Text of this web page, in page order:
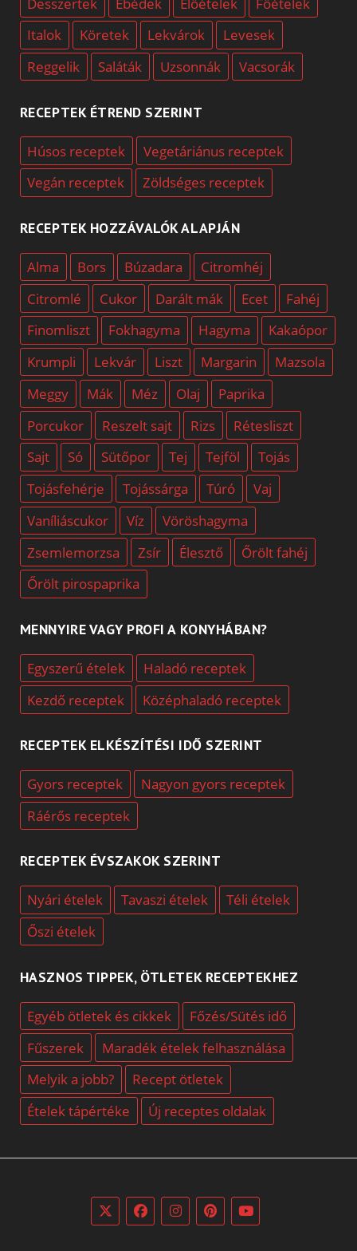
Italok
Köretek Lekvárok
Levesek
Reggelik
Saláták Uzsonnák Vacsorák
RECEPTEK ÉTREND SZERINT
Húsos receptek
Vegetáriánus receptek
Vegán receptek
Zöldséges receptek
RECEPTEK HOZZÁVALÓK ALAPJÁN
Alma Bors Búzadara
Citromhéj
Citromlé
Cukor Darált mák Ecet
Fahéj
Finomliszt
Fokhagyma Hagyma
Kakaópor
Krumpli
Lekvár Liszt Margarin
Mazsola
Meggy
Mák Méz Olaj
Paprika
Porcukor
Reszelt sajt Rizs
Rétesliszt
Sajt
Só Sütőpor Tej Tejföl
Tojás
Tojásfehérje
Tojássárga Túró
Vaj
Vaníliáscukor
Víz
Vöröshagyma
Zsemlemorzsa
Zsír Élesztő
Őrölt fahéj
Őrölt pirospaprika
MENNYIRE VAGY PROFI A KONYHÁBAN?
Egyszerű ételek
Haladó receptek
Kezdő receptek
Középhaladó receptek
RECEPTEK ELKÉSZÍTÉSI IDŐ SZERINT
Gyors receptek
Nagyon gyors receptek
Ráérős receptek
RECEPTEK ÉVSZAKOK SZERINT
Nyári ételek Tavaszi ételek
Téli ételek
Őszi ételek
HASZNOS TIPPEK, ÖTLETEK RECEPTEKHEZ
Egyéb ötletek és cikkek
Főzés/Sütés idő
Fűszerek
Maradék ételek felhasználása
Melyik a jobb?
Recept ötletek
Ételek tápértéke
Új receptes oldalak